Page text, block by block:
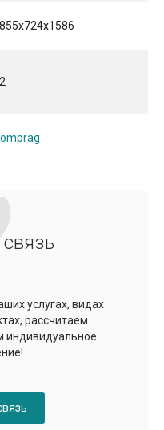
услугах, видах
рассчитаем
индивидуальное